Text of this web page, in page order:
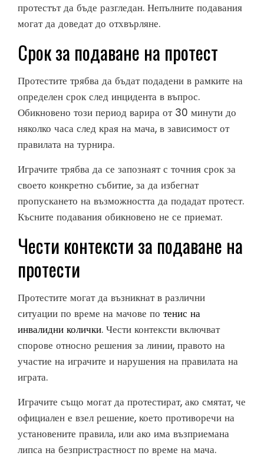
протестът да бъде разгледан. Непълните подавания
могат да доведат до отхвърляне.
Срок за подаване на протест
Протестите трябва да бъдат подадени в рамките на
определен срок след инцидента в въпрос.
Обикновено този период варира от 30 минути до
няколко часа след края на мача, в зависимост от
правилата на турнира.
Играчите трябва да се запознаят с точния срок за
своето конкретно събитие, за да избегнат
пропускането на възможността да подадат протест.
Късните подавания обикновено не се приемат.
Чести контексти за подаване на
протести
Протестите могат да възникнат в различни
ситуации по време на мачове по тенис на
инвалидни колички. Чести контексти включват
спорове относно решения за линии, правото на
участие на играчите и нарушения на правилата на
играта.
Играчите също могат да протестират, ако смятат, че
официален е взел решение, което противоречи на
установените правила, или ако има възприемана
липса на безпристрастност по време на мача.